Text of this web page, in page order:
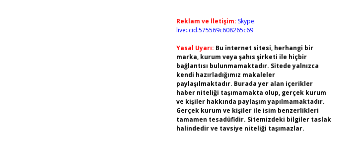
Reklam ve İletişim: Skype:
live:.cid.575569c608265c69
Yasal Uyarı: Bu internet sitesi, herhangi bir
marka, kurum veya şahıs şirketi ile hiçbir
bağlantısı bulunmamaktadır. Sitede yalnızca
kendi hazırladığımız makaleler
paylaşılmaktadır. Burada yer alan içerikler
haber niteliği taşımamakta olup, gerçek kurum
ve kişiler hakkında paylaşım yapılmamaktadır.
Gerçek kurum ve kişiler ile isim benzerlikleri
tamamen tesadüfidir. Sitemizdeki bilgiler taslak
halindedir ve tavsiye niteliği taşımazlar.